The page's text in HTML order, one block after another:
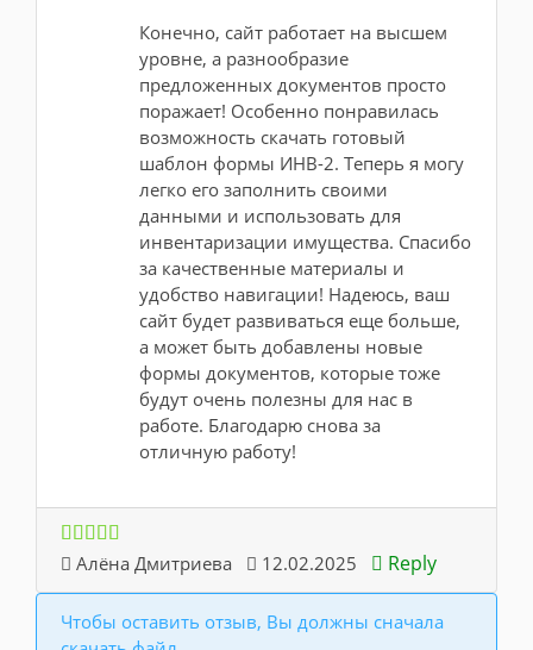
Конечно, сайт работает на высшем
уровне, а разнообразие
предложенных документов просто
поражает! Особенно понравилась
возможность скачать готовый
шаблон формы ИНВ-2. Теперь я могу
легко его заполнить своими
данными и использовать для
инвентаризации имущества. Спасибо
за качественные материалы и
удобство навигации! Надеюсь, ваш
сайт будет развиваться еще больше,
а может быть добавлены новые
формы документов, которые тоже
будут очень полезны для нас в
работе. Благодарю снова за
отличную работу!
Алёна Дмитриева 12.02.2025 Reply
Чтобы оставить отзыв, Вы должны сначала